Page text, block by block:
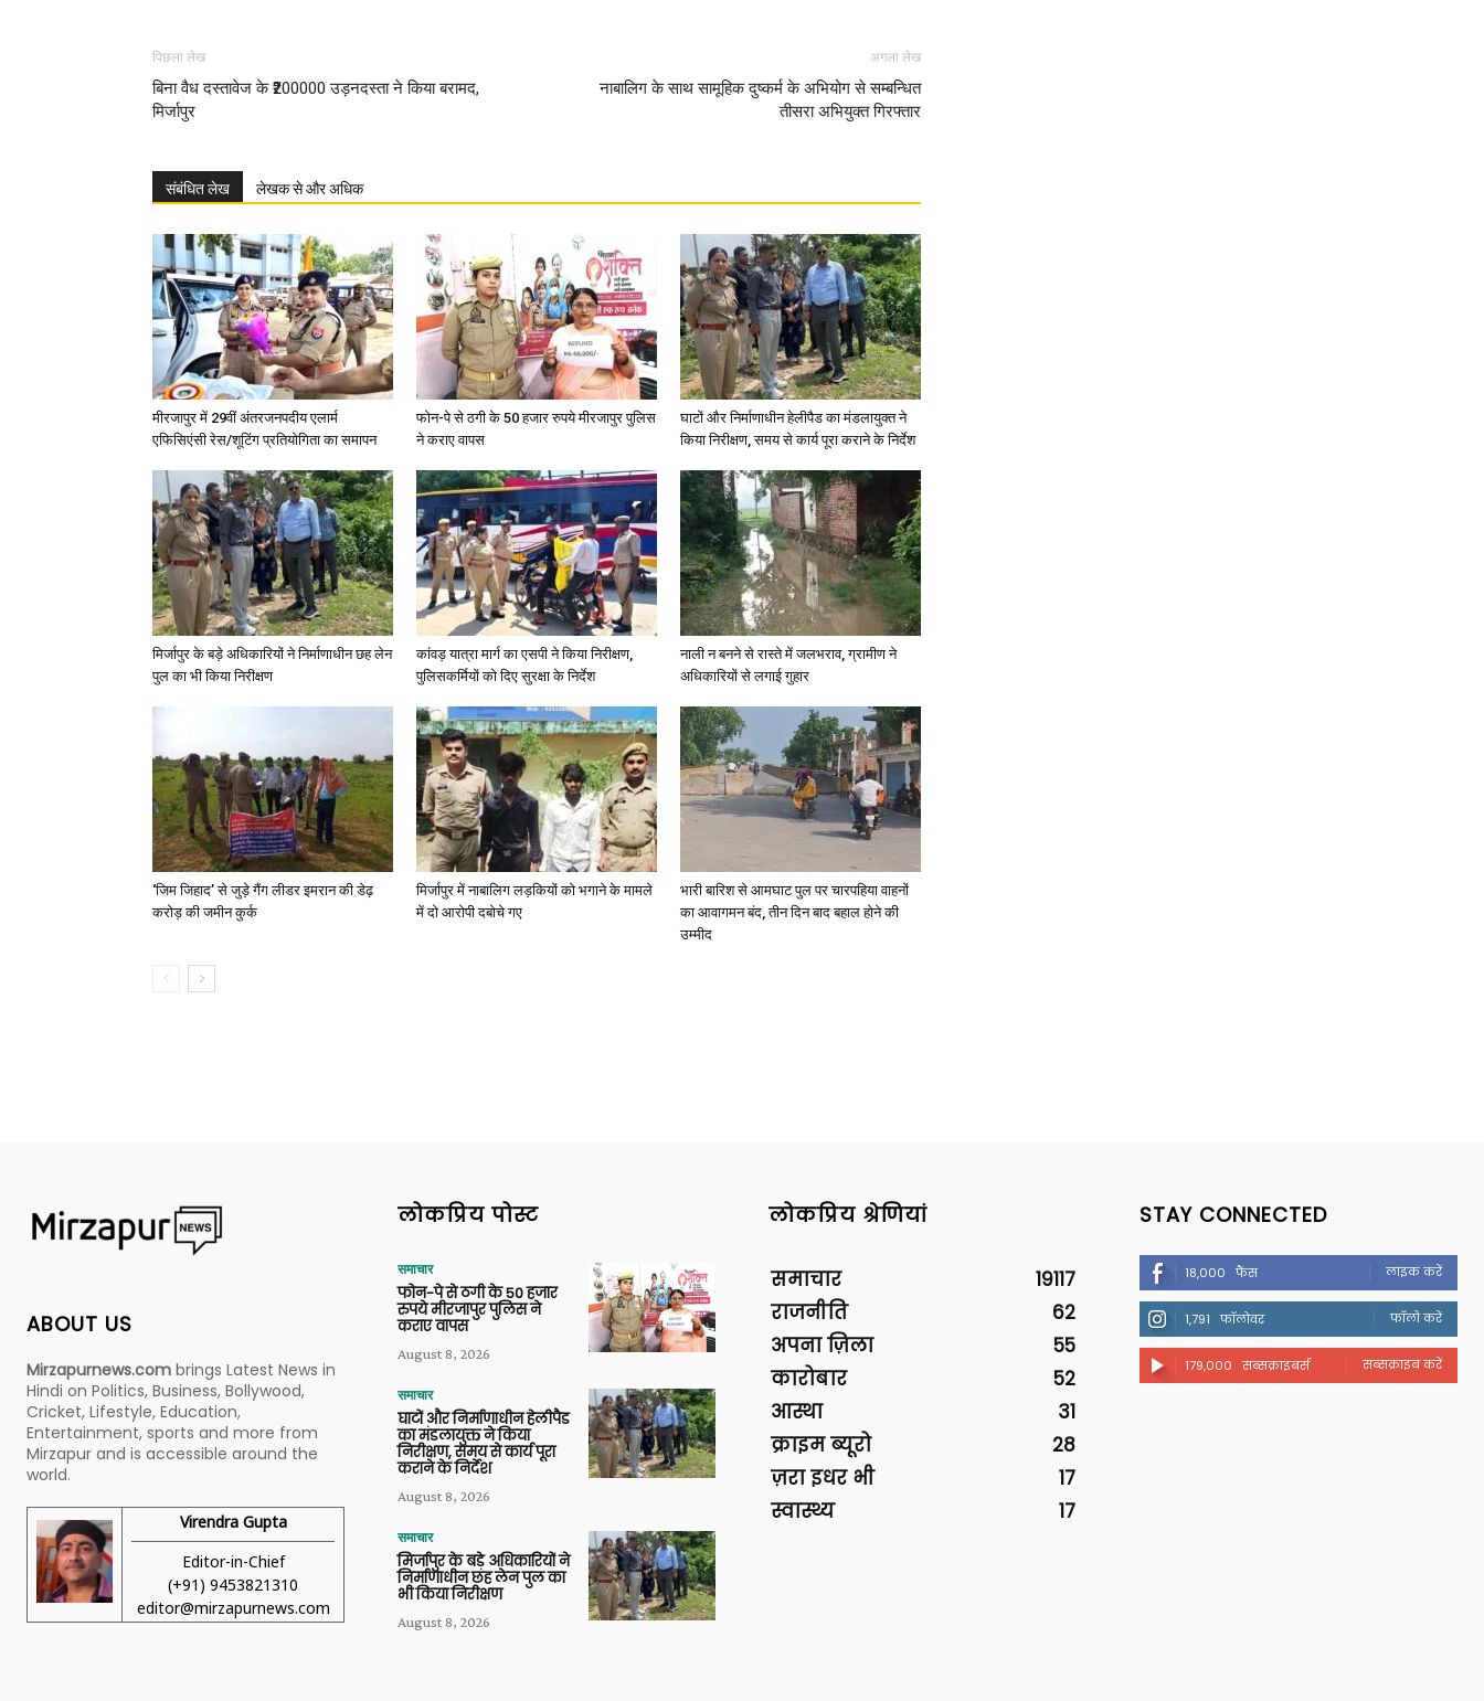
पिछला लेख
बिना वैध दस्तावेज के ₹200000 उड़नदस्ता ने किया बरामद,
मिर्जापुर
अगला लेख
नाबालिग के साथ सामूहिक दुष्कर्म के अभियोग से सम्बन्धित
तीसरा अभियुक्त गिरफ्तार
संबंधित लेख लेखक से और अधिक
मीरजापुर में 29वीं अंतरजनपदीय एलार्म
एफिसिएंसी रेस/शूटिंग प्रतियोगिता का समापन
फोन-पे से ठगी के 50 हजार रुपये मीरजापुर पुलिस
ने कराए वापस
घाटों और निर्माणाधीन हेलीपैड का मंडलायुक्त ने
किया निरीक्षण, समय से कार्य पूरा कराने के निर्देश
मिर्जापुर के बड़े अधिकारियों ने निर्माणाधीन छह लेन
पुल का भी किया निरीक्षण
कांवड़ यात्रा मार्ग का एसपी ने किया निरीक्षण,
पुलिसकर्मियों को दिए सुरक्षा के निर्देश
नाली न बनने से रास्ते में जलभराव, ग्रामीण ने
अधिकारियों से लगाई गुहार
‘जिम जिहाद’ से जुड़े गैंग लीडर इमरान की डेढ़
करोड़ की जमीन कुर्क
मिर्जापुर में नाबालिग लड़कियों को भगाने के मामले
में दो आरोपी दबोचे गए
भारी बारिश से आमघाट पुल पर चारपहिया वाहनों
का आवागमन बंद, तीन दिन बाद बहाल होने की
उम्मीद
ABOUT US
Mirzapurnews.com brings Latest News in
Hindi on Politics, Business, Bollywood,
Cricket, Lifestyle, Education,
Entertainment, sports and more from
Mirzapur and is accessible around the
world.
Virendra Gupta
Editor-in-Chief
(+91) 9453821310
editor@mirzapurnews.com
लोकप्रिय पोस्ट
समाचार
फोन-पे से ठगी के 50 हजार
रुपये मीरजापुर पुलिस ने
कराए वापस
August 8, 2026
समाचार
घाटों और निर्माणाधीन हेलीपैड
का मंडलायुक्त ने किया
निरीक्षण, समय से कार्य पूरा
कराने के निर्देश
August 8, 2026
समाचार
मिर्जापुर के बड़े अधिकारियों ने
निर्माणाधीन छह लेन पुल का
भी किया निरीक्षण
August 8, 2026
लोकप्रिय श्रेणियां
समाचार
19117
राजनीति
62
अपना ज़िला
55
कारोबार
52
आस्था
31
क्राइम ब्यूरो
28
ज़रा इधर भी
17
स्वास्थ्य
17
STAY CONNECTED
18,000 फैंस लाइक करें
1,791 फॉलोवर फॉलो करें
179,000 सब्सक्राइबर्स सब्सक्राइब करें